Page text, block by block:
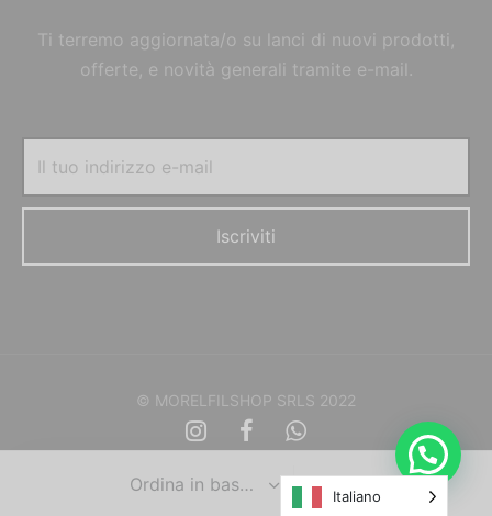
Ti terremo aggiornata/o su lanci di nuovi prodotti,
offerte, e novità generali tramite e-mail.
© MORELFILSHOP SRLS 2022
Italiano